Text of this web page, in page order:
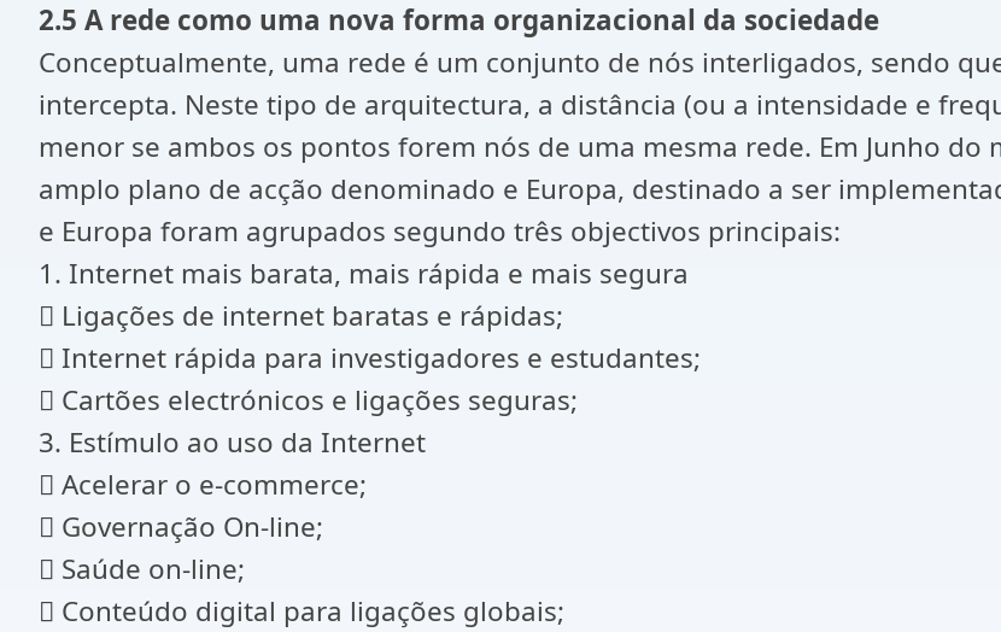
2.5 A rede como uma nova forma organizacional da sociedade
Conceptualmente, uma rede é um conjunto de nós interligados, sendo
intercepta. Neste tipo de arquitectura, a distância (ou a intensidade e
menor se ambos os pontos forem nós de uma mesma rede. Em Junho
amplo plano de acção denominado e Europa, destinado a ser
e Europa foram agrupados segundo três objectivos principais:
1. Internet mais barata, mais rápida e mais segura
 Ligações de internet baratas e rápidas;
 Internet rápida para investigadores e estudantes;
 Cartões electrónicos e ligações seguras;
3. Estímulo ao uso da Internet
 Acelerar o e-commerce;
 Governação On-line;
 Saúde on-line;
 Conteúdo digital para ligações globais;